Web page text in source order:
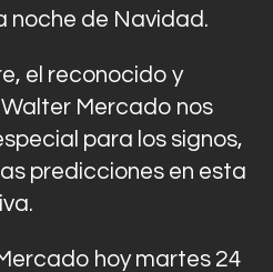
noche de Navidad.
el reconocido y
Mercado nos
para los signos,
predicciones en esta
hoy martes 24